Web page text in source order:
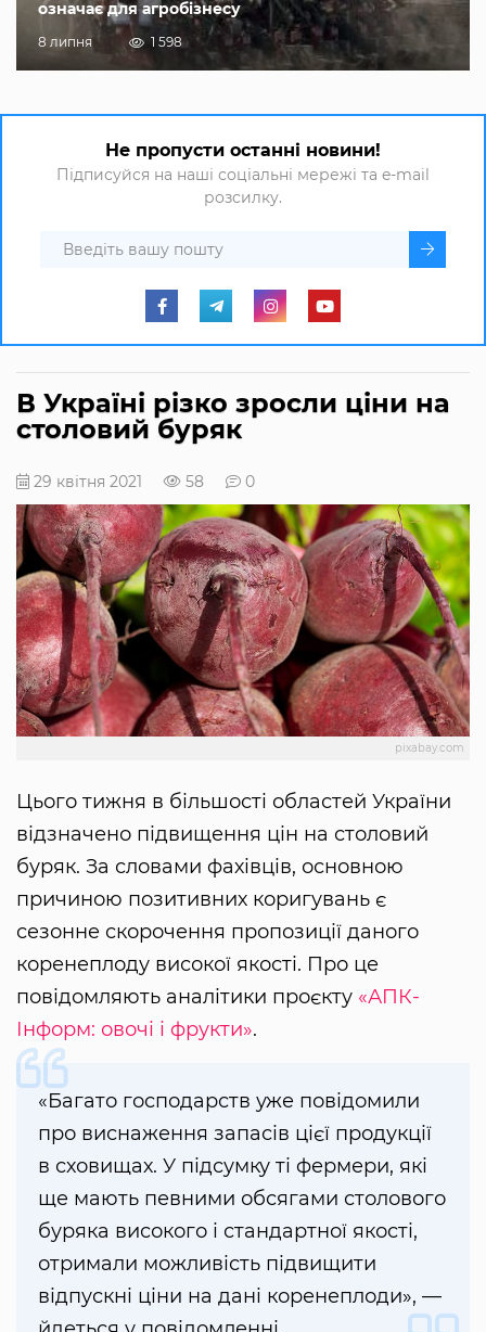
означає для агробізнесу
8 липня 1 598
Не пропусти останні новини!
Підписуйся на наші соціальні мережі та e-mail
розсилку.
В Україні різко зросли ціни на
столовий буряк
29 квітня 2021 58 0
pixabay.com
Цього тижня в більшості областей України
відзначено підвищення цін на столовий
буряк. За словами фахівців, основною
причиною позитивних коригувань є
сезонне скорочення пропозиції даного
коренеплоду високої якості. Про це
повідомляють аналітики проєкту «АПК-
Інформ: овочі і фрукти».
«Багато господарств уже повідомили
про виснаження запасів цієї продукції
в сховищах. У підсумку ті фермери, які
ще мають певними обсягами столового
буряка високого і стандартної якості,
отримали можливість підвищити
відпускні ціни на дані коренеплоди», —